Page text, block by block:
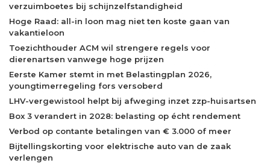
verzuimboetes bij schijnzelfstandigheid
Hoge Raad: all-in loon mag niet ten koste gaan van
vakantieloon
Toezichthouder ACM wil strengere regels voor
dierenartsen vanwege hoge prijzen
Eerste Kamer stemt in met Belastingplan 2026,
youngtimerregeling fors versoberd
LHV-vergewistool helpt bij afweging inzet zzp-huisartsen
Box 3 verandert in 2028: belasting op écht rendement
Verbod op contante betalingen van € 3.000 of meer
Bijtellingskorting voor elektrische auto van de zaak
verlengen